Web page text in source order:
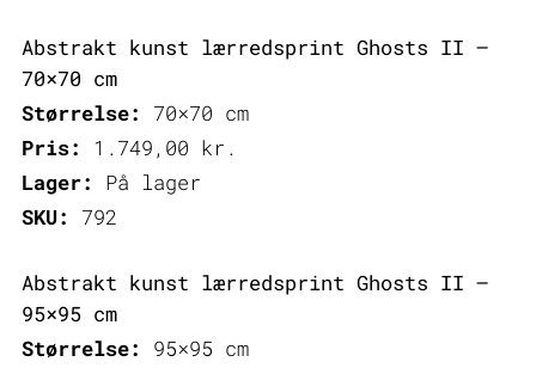
Abstrakt kunst lærredsprint Ghosts II –
70×70 cm
Størrelse:
70×70 cm
Pris:
1.749,00 kr.
Lager:
På lager
SKU:
792
Abstrakt kunst lærredsprint Ghosts II –
95×95 cm
Størrelse:
95×95 cm